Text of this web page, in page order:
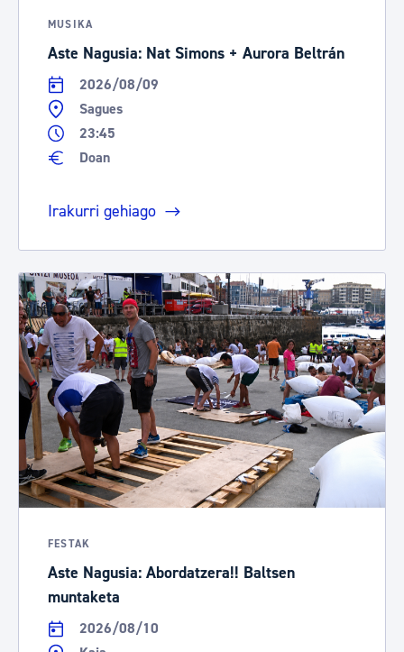
MUSIKA
Aste Nagusia: Nat Simons + Aurora Beltrán
2026/08/09
Sagues
23:45
Doan
Irakurri gehiago
FESTAK
Aste Nagusia: Abordatzera!! Baltsen
muntaketa
2026/08/10